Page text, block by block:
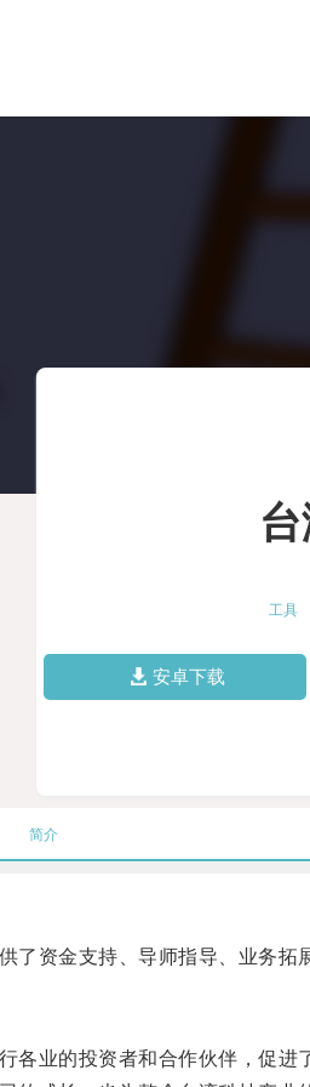
工具
安卓下载
简介
资金支持、导师指导、业务拓
业的投资者和合作伙伴，促进